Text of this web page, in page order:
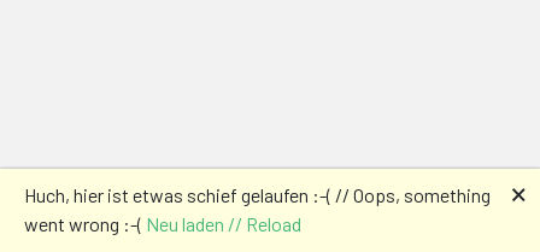
Huch, hier ist etwas schief gelaufen :-( // Oops, something
went wrong :-( Neu laden // Reload
🗙